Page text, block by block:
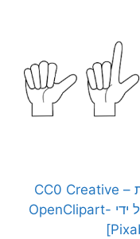
[בתמונה: מפקד… תמונה חופשית – CC0 Creative
Commons – שעוצבה והועלתה על ידי OpenClipart-